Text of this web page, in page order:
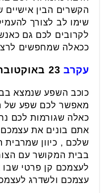
הקשרים הבין
שימו לב לצורך
לקרובים לכם גם
ככאלה שמחפשים
עקרב
כוכב השפע שנמצא
מאפשר לכם שפע של
כאלה שגורמות לכם
אתם בונים את
שלכם , כיוון שמרבית
בבית המקושר עם
לעצמכם קן פרטי שבו
עצמכם ולשדרג